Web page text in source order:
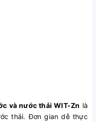
và nước thải WIT-Zn là
thải. Đơn gian dễ thực